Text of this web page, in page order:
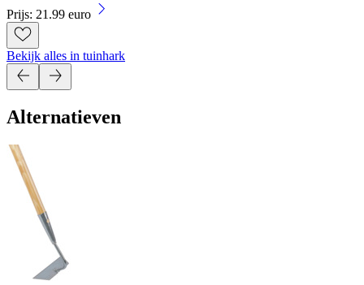
Prijs: 21.99 euro
Bekijk alles in tuinhark
Alternatieven